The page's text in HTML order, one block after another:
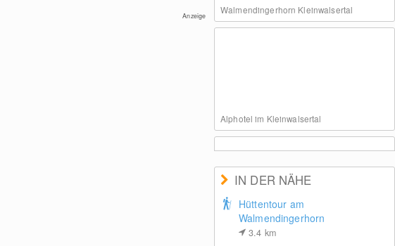
Anzeige
Walmendingerhorn Kleinwalsertal
Alphotel im Kleinwalsertal
Chesa Valisa Oberhirschegg
IN DER NÄHE
Hüttentour am
Walmendingerhorn
3.4 km